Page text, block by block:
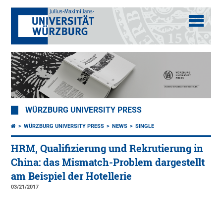
WÜRZBURG UNIVERSITY PRESS
WÜRZBURG UNIVERSITY PRESS NEWS SINGLE
HRM, Qualifizierung und Rekrutierung in
China: das Mismatch-Problem dargestellt
am Beispiel der Hotellerie
03/21/2017